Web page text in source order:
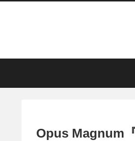
Opus Magnum